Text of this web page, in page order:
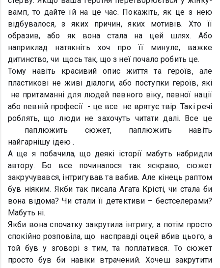
вамп, то дайте їй на це час. Покажіть, як це з нею
відбувалося, з яких причин, яких мотивів. Хто її
образив, або як вона стала на цей шлях. Або
наприклад натякніть хоч про її минуле, важке
дитинство, чи щось так, що з неї почало робить це.
Тому навіть красивий опис життя та героїв, але
пластикові не живі діалоги, або поступки героїв, які
не притаманні для людей певного віку, певної нації
або певній професії - це все не врятує твір. Такі речі
роблять, що люди не захочуть читати далі. Все це
паплюжить сюжет, паплюжить навіть
найгарнішу ідею .
А ще я побачила, що деякі історії мабуть набридли
автору. Бо все починалося так яскраво, сюжет
закручувався, інтригував та вабив. Але кінець раптом
був ніяким. Якби так писала Агата Крісті, чи стала би
вона відома? Чи стали її детективи – бестселерами?
Мабуть ні.
Якби вона спочатку закрутила інтригу, а потім просто
спокійно розповіла, що насправді оцей вбив цього, а
той був у зговорі з тим, та поплатився. То сюжет
просто був би навіки втрачений. Хочеш закрутити